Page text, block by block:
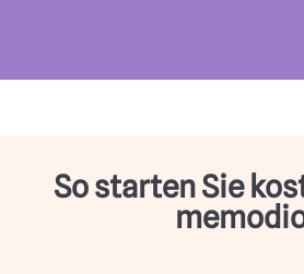
So starten Sie